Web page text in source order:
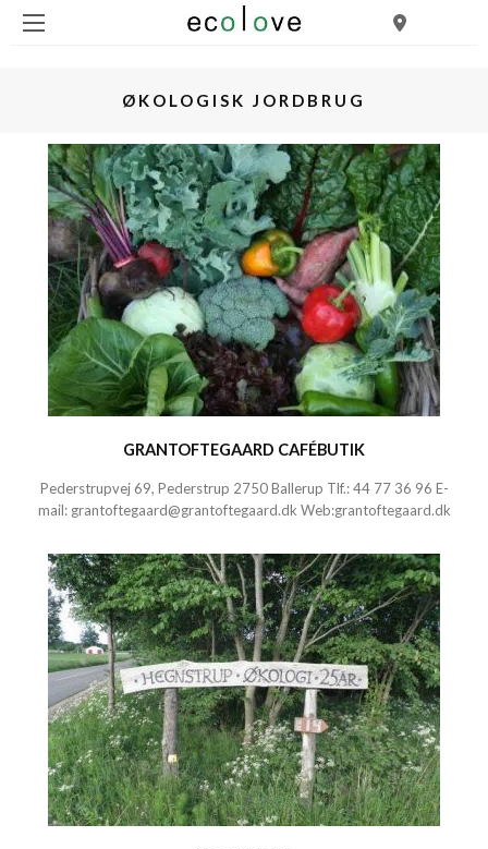
ØKOLOGISK JORDBRUG
GRANTOFTEGAARD CAFÉBUTIK
Pederstrupvej 69, Pederstrup 2750 Ballerup Tlf.:44 77 36 96 E-
mail: grantoftegaard@grantoftegaard.dk Web:grantoftegaard.dk